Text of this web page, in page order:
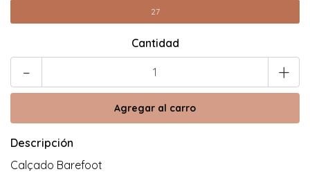
27
Cantidad
- +
Descripción
Calçado Barefoot